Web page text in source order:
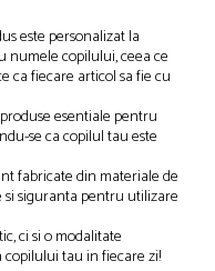
este personalizat la
numele copilului, ceea ce
ca fiecare articol sa fie cu
esentiale pentru
se ca copilul tau este
fabricate din materiale de
siguranta pentru utilizare
ci si o modalitate
tau in fiecare zi!